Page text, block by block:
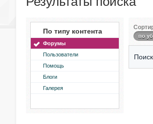
По типу контента
Форумы
Пользователи
Помощь
Блоги
Галерея
по